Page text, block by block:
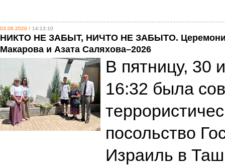
03.08.2026 / 14:13:10
НИКТО НЕ ЗАБЫТ, НИЧТО НЕ ЗАБЫТО.
Макарова и Азата Саляхова–2026
В пятницу, 30
16:32 была
посольство
Израиль в